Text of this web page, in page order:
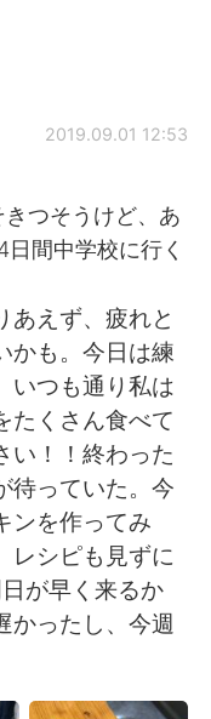
2019.09.01 12:53
つそうけど、あ
間中学校に行く
あえず、疲れと
かも。今日は練
いつも通り私は
たくさん食べて
い！！終わった
待っていた。今
ンを作ってみ
レシピも見ずに
が早く来るか
かったし、今週